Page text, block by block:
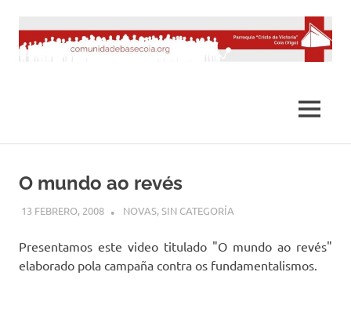
contenido
MENÚ
O mundo ao revés
13 FEBRERO, 2008 DESARROLLO
NOVAS,SIN CATEGORÍA
Presentamos este video titulado "O mundo ao revés"
elaborado pola campaña contra os fundamentalismos.